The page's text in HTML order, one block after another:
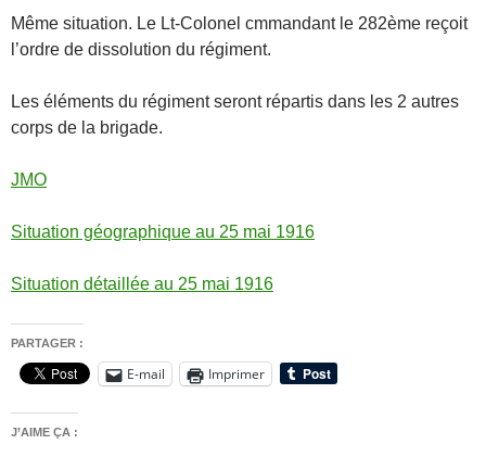
Même situation. Le Lt-Colonel cmmandant le 282ème reçoit
l’ordre de dissolution du régiment.
Les éléments du régiment seront répartis dans les 2 autres
corps de la brigade.
JMO
Situation géographique au 25 mai 1916
Situation détaillée au 25 mai 1916
PARTAGER :
E-mail Imprimer
J’AIME ÇA :